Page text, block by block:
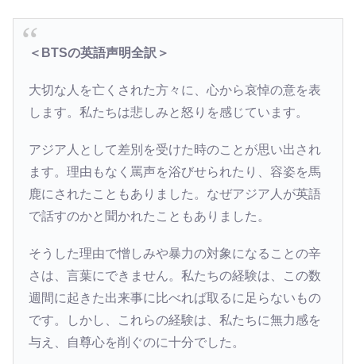
＜BTSの英語声明全訳＞
大切な人を亡くされた方々に、心から哀悼の意を表
します。私たちは悲しみと怒りを感じています。
アジア人として差別を受けた時のことが思い出され
ます。理由もなく罵声を浴びせられたり、容姿を馬
鹿にされたこともありました。なぜアジア人が英語
で話すのかと聞かれたこともありました。
そうした理由で憎しみや暴力の対象になることの辛
さは、言葉にできません。私たちの経験は、この数
週間に起きた出来事に比べれば取るに足らないもの
です。しかし、これらの経験は、私たちに無力感を
与え、自尊心を削ぐのに十分でした。